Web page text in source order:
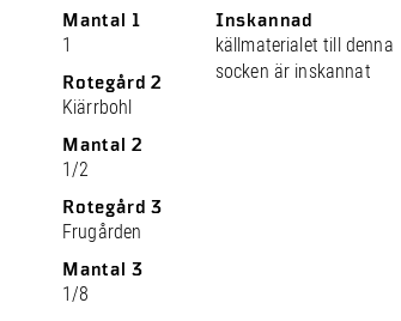
Mantal 1
1
Rotegård 2
Kiärrbohl
Mantal 2
1/2
Rotegård 3
Frugården
Mantal 3
1/8
Inskannad
källmaterialet till denna
socken är inskannat